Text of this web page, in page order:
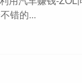
错的...